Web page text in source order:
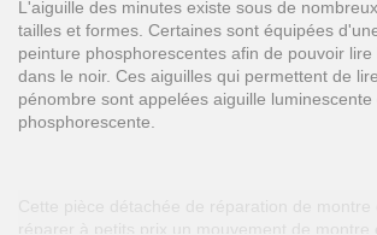
L'aiguille des minutes existe sous de
tailles et formes. Certaines sont équipées
peinture phosphorescentes afin de pouvoir
dans le noir. Ces aiguilles qui permettent de
pénombre sont appelées aiguille luminescente
phosphorescente.